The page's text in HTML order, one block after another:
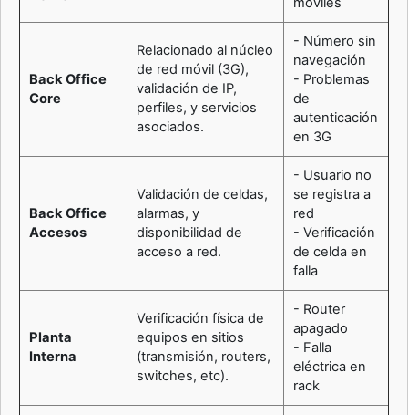
Back Office
Core
Relacionado al núcleo
de red móvil (3G),
validación de IP,
perfiles, y servicios
asociados.
- Número sin
navegación
- Problemas
de
autenticación
en 3G
Back Office
Accesos
Validación de celdas,
alarmas, y
disponibilidad de
acceso a red.
- Usuario no
se registra a
red
- Verificación
de celda en
falla
Planta
Interna
Verificación física de
equipos en sitios
(transmisión, routers,
switches, etc).
- Router
apagado
- Falla
eléctrica en
rack